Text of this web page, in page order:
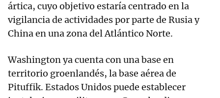
ártica, cuyo objetivo estaría centrado en la
vigilancia de actividades por parte de Rusia y
China en una zona del Atlántico Norte.
Washington ya cuenta con una base en
territorio groenlandés, la base aérea de
Pituffik. Estados Unidos puede establecer